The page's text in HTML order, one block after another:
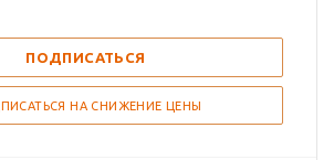
ПОДПИСАТЬСЯ
НА СНИЖЕНИЕ ЦЕНЫ